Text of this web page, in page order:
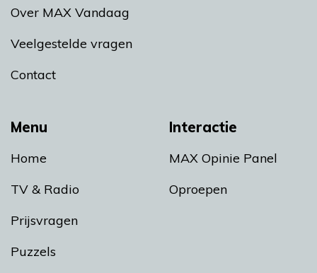
Menu
Home
TV & Radio
Prijsvragen
Puzzels
Interactie
MAX Opinie Panel
Oproepen
Over MAX Vandaag
Veelgestelde vragen
Contact